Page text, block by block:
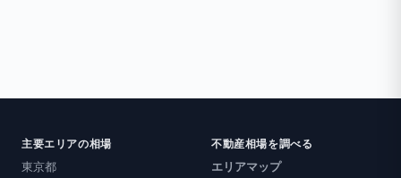
主要エリアの相場
東京都
不動産相場を調べる
エリアマップ